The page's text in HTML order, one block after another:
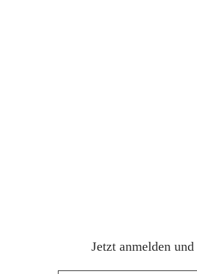
Jetzt anmelden und